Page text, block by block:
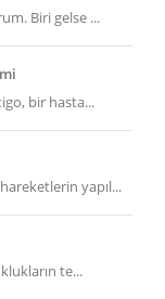
Biri gelse ...
bir hasta...
yapıl...
te...